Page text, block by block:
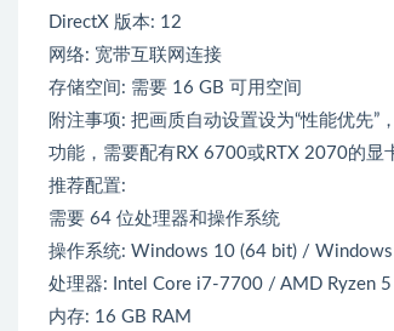
DirectX 版本: 12
网络: 宽带互联网连接
存储空间: 需要 16 GB 可用空间
附注事项: 把画质自动设置设为“性能优先
功能，需要配有RX 6700或RTX 2070的显
推荐配置:
需要 64 位处理器和操作系统
操作系统: Windows 10 (64 bit) /
处理器: Intel Core i7-7700 / AMD Ryzen
内存: 16 GB RAM